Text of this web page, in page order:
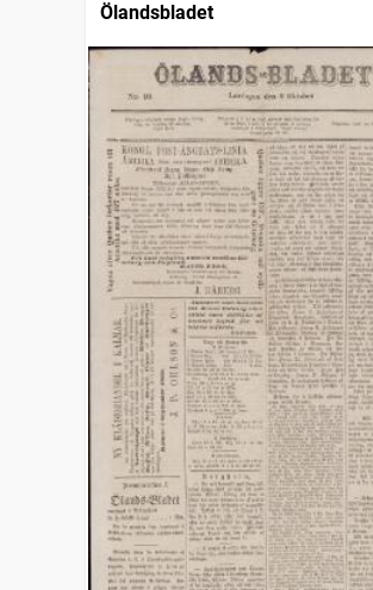
Ölandsbladet